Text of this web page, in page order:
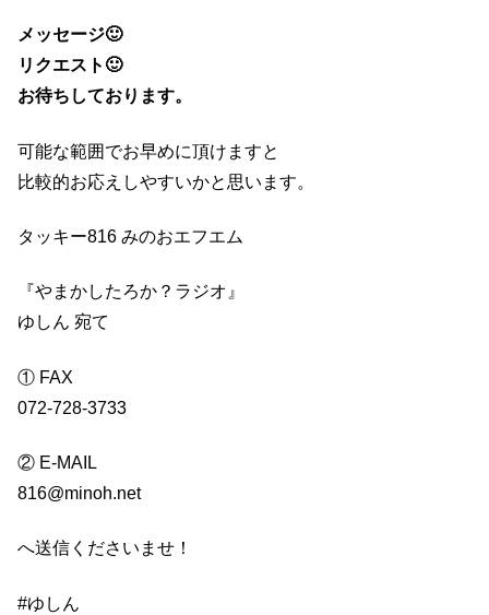
メッセージ🙂
リクエスト🙂
お待ちしております。
可能な範囲でお早めに頂けますと
比較的お応えしやすいかと思います。
タッキー816 みのおエフエム
『やまかしたろか？ラジオ』
ゆしん 宛て
① FAX
072-728-3733
② E-MAIL
816@minoh.net
へ送信くださいませ！
#ゆしん